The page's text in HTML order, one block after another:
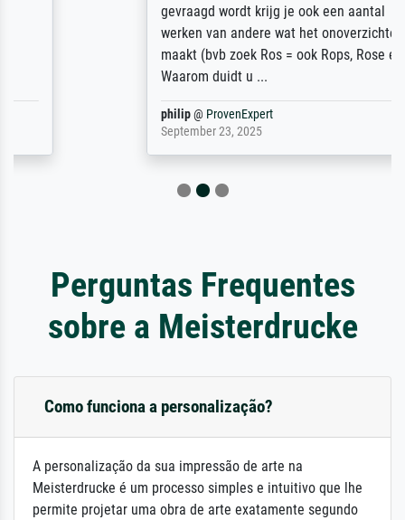
gevraagd wordt krijg je ook een aantal
werken van andere wat het onoverzichtelijk
maakt (bvb zoek Ros = ook Rops, Rose etc).
Waarom duidt u ...
ProvenExpert
September 23, 2025
Perguntas Frequentes
sobre a Meisterdrucke
Como funciona a personalização?
A personalização da sua impressão de arte na
Meisterdrucke é um processo simples e intuitivo que lhe
permite projetar uma obra de arte exatamente segundo